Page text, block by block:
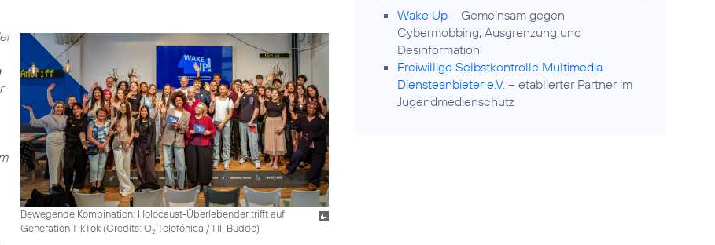
Bewegende Kombination: Holocaust-Überlebender trifft auf
Generation TikTok (Credits: O2Telefónica / Till Budde)
Wake Up – Gemeinsam gegen
Cybermobbing, Ausgrenzung und
Desinformation
Freiwillige Selbstkontrolle Multimedia-
Diensteanbieter e.V. – etablierter Partner im
Jugendmedienschutz